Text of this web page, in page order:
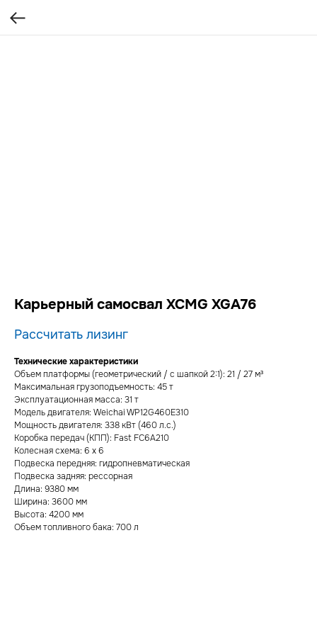
Карьерный самосвал XCMG XGA76
Рассчитать лизинг
Технические характеристики
Объем платформы (геометрический / с шапкой 2:1): 21 / 27 м³
Максимальная грузоподъемность: 45 т
Эксплуатационная масса: 31 т
Модель двигателя: Weichai WP12G460E310
Мощность двигателя: 338 кВт (460 л.с.)
Коробка передач (КПП): Fast FC6А210
Колесная схема: 6 х 6
Подвеска передняя: гидропневматическая
Подвеска задняя: рессорная
Длина: 9380 мм
Ширина: 3600 мм
Высота: 4200 мм
Объем топливного бака: 700 л